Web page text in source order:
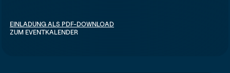
EINLADUNG ALS PDF-DOWNLOAD
ZUM EVENTKALENDER